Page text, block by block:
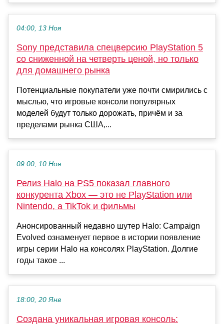
04:00, 13 Ноя
Sony представила спецверсию PlayStation 5
со сниженной на четверть ценой, но только
для домашнего рынка
Потенциальные покупатели уже почти смирились с
мыслью, что игровые консоли популярных
моделей будут только дорожать, причём и за
пределами рынка США,...
09:00, 10 Ноя
Релиз Halo на PS5 показал главного
конкурента Xbox — это не PlayStation или
Nintendo, а TikTok и фильмы
Анонсированный недавно шутер Halo: Campaign
Evolved ознаменует первое в истории появление
игры серии Halo на консолях PlayStation. Долгие
годы такое ...
18:00, 20 Янв
Создана уникальная игровая консоль: